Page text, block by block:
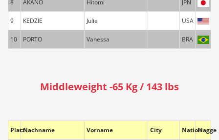
8 AKANO Hitomi JPN
9 KEDZIE Julie USA
10 PORTO Vanessa BRA
Middleweight -65 Kg / 143 lbs
PlatzNachname Vorname City NationFlagge